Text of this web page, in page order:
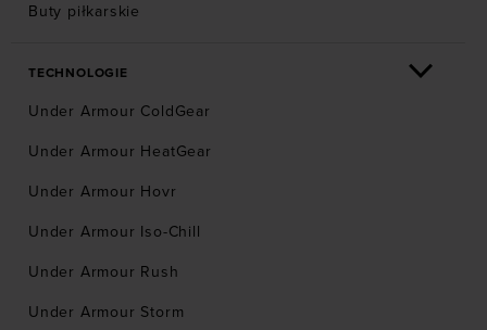
Buty piłkarskie
TECHNOLOGIE
Under Armour ColdGear
Under Armour HeatGear
Under Armour Hovr
Under Armour Iso-Chill
Under Armour Rush
Under Armour Storm